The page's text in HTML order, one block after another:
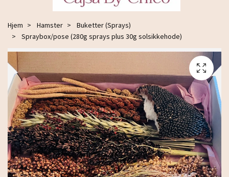
Hjem Hamster
Buketter (Sprays)
Spraybox/pose (280g sprays plus 30g solsikkehode)